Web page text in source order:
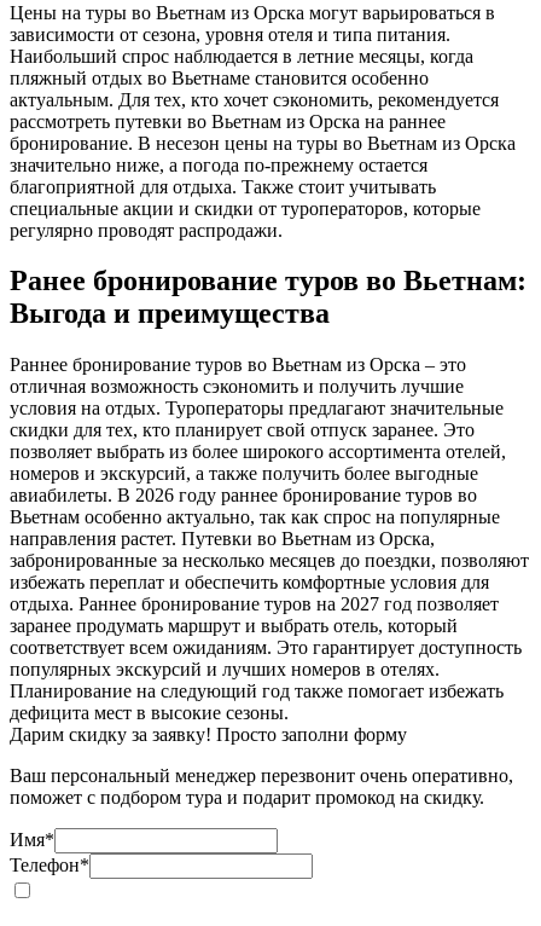
Цены на туры во Вьетнам из Орска могут варьироваться в
зависимости от сезона, уровня отеля и типа питания.
Наибольший спрос наблюдается в летние месяцы, когда
пляжный отдых во Вьетнаме становится особенно
актуальным. Для тех, кто хочет сэкономить, рекомендуется
рассмотреть путевки во Вьетнам из Орска на раннее
бронирование. В несезон цены на туры во Вьетнам из Орска
значительно ниже, а погода по-прежнему остается
благоприятной для отдыха. Также стоит учитывать
специальные акции и скидки от туроператоров, которые
регулярно проводят распродажи.
Ранее бронирование туров во Вьетнам:
Выгода и преимущества
Раннее бронирование туров во Вьетнам из Орска – это
отличная возможность сэкономить и получить лучшие
условия на отдых. Туроператоры предлагают значительные
скидки для тех, кто планирует свой отпуск заранее. Это
позволяет выбрать из более широкого ассортимента отелей,
номеров и экскурсий, а также получить более выгодные
авиабилеты. В 2026 году раннее бронирование туров во
Вьетнам особенно актуально, так как спрос на популярные
направления растет. Путевки во Вьетнам из Орска,
забронированные за несколько месяцев до поездки, позволяют
избежать переплат и обеспечить комфортные условия для
отдыха. Раннее бронирование туров на 2027 год позволяет
заранее продумать маршрут и выбрать отель, который
соответствует всем ожиданиям. Это гарантирует доступность
популярных экскурсий и лучших номеров в отелях.
Планирование на следующий год также помогает избежать
дефицита мест в высокие сезоны.
Дарим скидку за заявку! Просто заполни форму
Ваш персональный менеджер перезвонит очень оперативно,
поможет с подбором тура и подарит промокод на скидку.
Имя*
Телефон*